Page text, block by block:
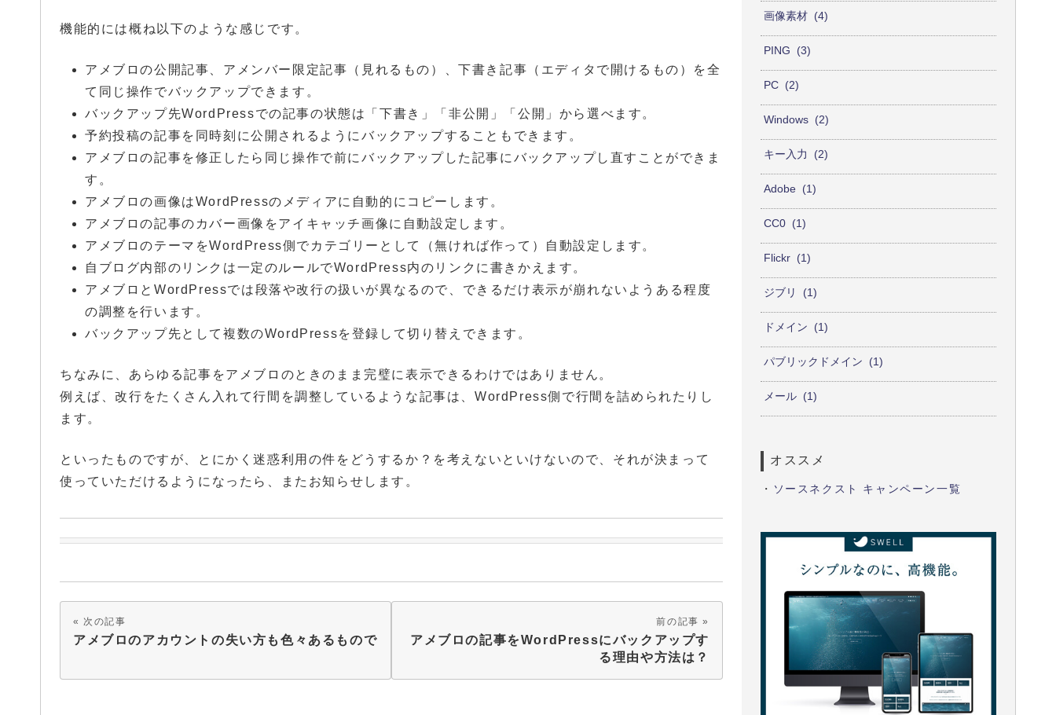
機能的には概ね以下のような感じです。
アメブロの公開記事、アメンバー限定記事（見れるもの）、下書き記事（エディタで開けるもの）を全
て同じ操作でバックアップできます。
バックアップ先WordPressでの記事の状態は「下書き」「非公開」「公開」から選べます。
予約投稿の記事を同時刻に公開されるようにバックアップすることもできます。
アメブロの記事を修正したら同じ操作で前にバックアップした記事にバックアップし直すことができま
す。
アメブロの画像はWordPressのメディアに自動的にコピーします。
アメブロの記事のカバー画像をアイキャッチ画像に自動設定します。
アメブロのテーマをWordPress側でカテゴリーとして（無ければ作って）自動設定します。
自ブログ内部のリンクは一定のルールでWordPress内のリンクに書きかえます。
アメブロとWordPressでは段落や改行の扱いが異なるので、できるだけ表示が崩れないようある程度
の調整を行います。
バックアップ先として複数のWordPressを登録して切り替えできます。
ちなみに、あらゆる記事をアメブロのときのまま完璧に表示できるわけではありません。
例えば、改行をたくさん入れて行間を調整しているような記事は、WordPress側で行間を詰められたりし
ます。
といったものですが、とにかく迷惑利用の件をどうするか？を考えないといけないので、それが決まって
使っていただけるようになったら、またお知らせします。
次の記事
アメブロのアカウントの失い方も色々あるもので
前の記事
アメブロの記事をWordPressにバックアップす
る理由や方法は？
画像素材 4
PING 3
PC 2
Windows 2
キー入力 2
Adobe 1
CC0 1
Flickr 1
ジブリ 1
ドメイン 1
パブリックドメイン 1
メール 1
オススメ
・ ソースネクスト キャンペーン一覧